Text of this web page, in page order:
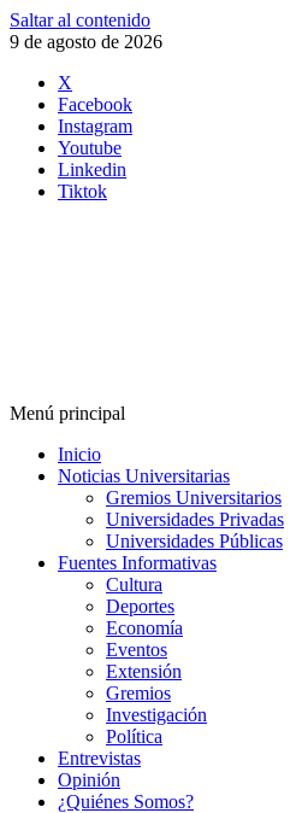
Saltar al contenido
9 de agosto de 2026
X
Facebook
Instagram
Youtube
Linkedin
Tiktok
Menú principal
Inicio
Noticias Universitarias
Gremios Universitarios
Universidades Privadas
Universidades Públicas
Fuentes Informativas
Cultura
Deportes
Economía
Eventos
Extensión
Gremios
Investigación
Política
Entrevistas
Opinión
¿Quiénes Somos?